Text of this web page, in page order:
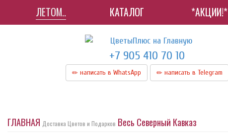
ЛЕТОМ.. КАТАЛОГ *АКЦИИ!*
+7 905 410 70 10
написать в WhatsApp написать в Telegram
ГЛАВНАЯ Доставка Цветов и Подарков Весь Северный Кавказ